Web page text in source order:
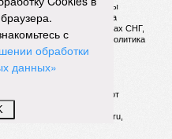
публикует материалы
и пристально следит за
в России, Украине, странах СНГ,
пересекается внешняя политика
ЭЛ № ФС 77 - 72681 от
редакции:
versia@versia.ru,
с
обработки
данных»